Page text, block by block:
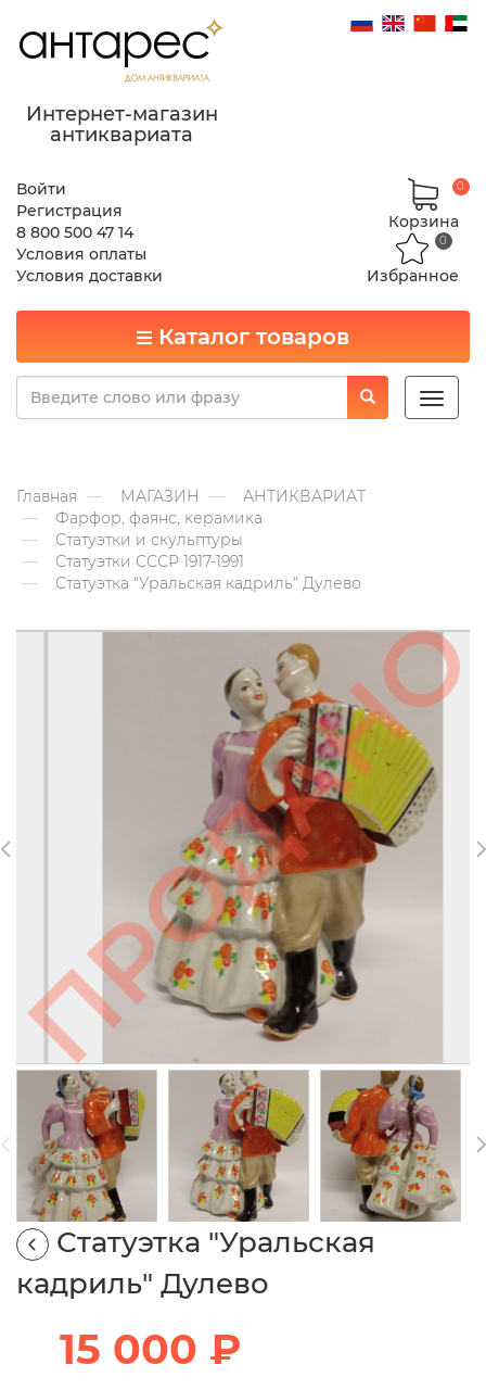
Интернет-магазин
антиквариата
Войти
Регистрация
8 800 500 47 14
Условия оплаты
Условия доставки
Корзина
0
Избранное
0
Каталог товаров
Toggle
Главная МАГАЗИН
АНТИКВАРИАТ
Фарфор, фаянс, керамика
Статуэтки и скульптуры
Статуэтки СССР 1917-1991
Статуэтка "Уральская кадриль" Дулево
Статуэтка "Уральская
кадриль" Дулево
15 000 ₽